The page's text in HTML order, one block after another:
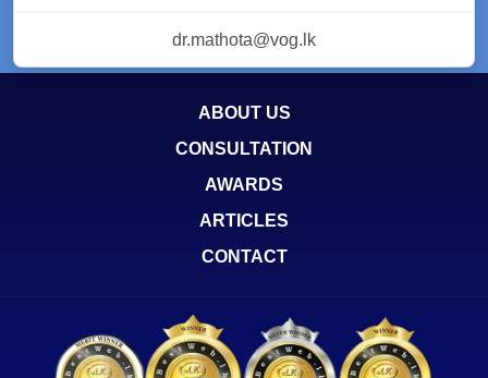
dr.mathota@vog.lk
ABOUT US
CONSULTATION
AWARDS
ARTICLES
CONTACT